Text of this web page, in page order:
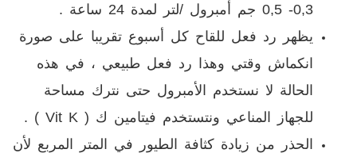
3
,
0- 5
,0 جم أمبرول /لتر لمدة 24 ساعة .
يظهر رد فعل للقاح كل أسبوع تقريبا على صورة
انكماش وقتي وهذا رد فعل طبيعي ، في هذه
الحالة لا نستخدم الأمبرول حتى نترك مساحة
للجهاز المناعي ونتستخدم فيتامين ك ( ( Vit K
.
الحذر من زيادة كثافة الطيور في المتر المربع لأن